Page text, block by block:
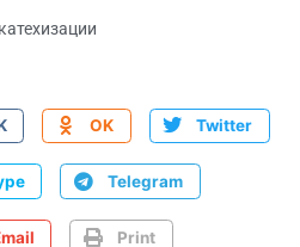
OK Twitter
Telegram
Print